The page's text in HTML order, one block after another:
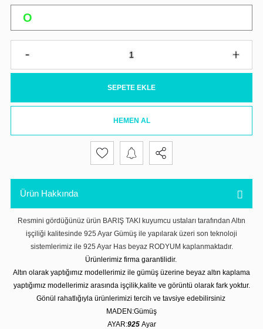
SEPETE EKLE
HEMEN AL
Ürün Hakkında
Resmini gördüğünüz ürün BARIŞ TAKI kuyumcu ustaları tarafından Altın
işçiliği kalitesinde 925 Ayar Gümüş ile yapılarak üzeri son teknoloji
sistemlerimiz ile 925 Ayar Has beyaz RODYUM kaplanmaktadır.
Ürünlerimiz firma garantilidir.
Altın olarak yaptığımız modellerimiz ile gümüş üzerine beyaz altın kaplama
yaptığımız modellerimiz arasında işçilik,kalite ve görüntü olarak fark yoktur.
Gönül rahatlığıyla ürünlerimizi tercih ve tavsiye edebilirsiniz
MADEN:Gümüş
AYAR:925 Ayar